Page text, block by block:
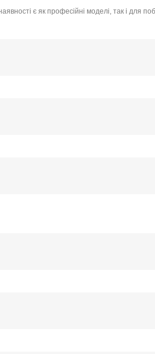
є як професійні моделі, так і для